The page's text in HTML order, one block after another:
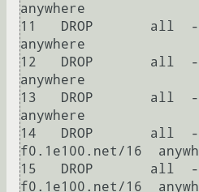
anywhere
11   DROP       all
anywhere
12   DROP       all
anywhere
13   DROP       all
anywhere
14   DROP       all
f0.1e100.net/16
15   DROP       all
f0.1e100.net/16